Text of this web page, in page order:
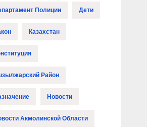
Полиции Дети
Казахстан
Район
Новости
Акмолинской Области